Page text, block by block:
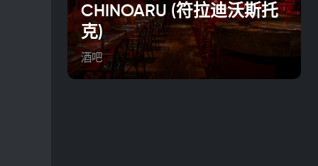
CHINOARU (符拉迪沃斯托
克)
酒吧